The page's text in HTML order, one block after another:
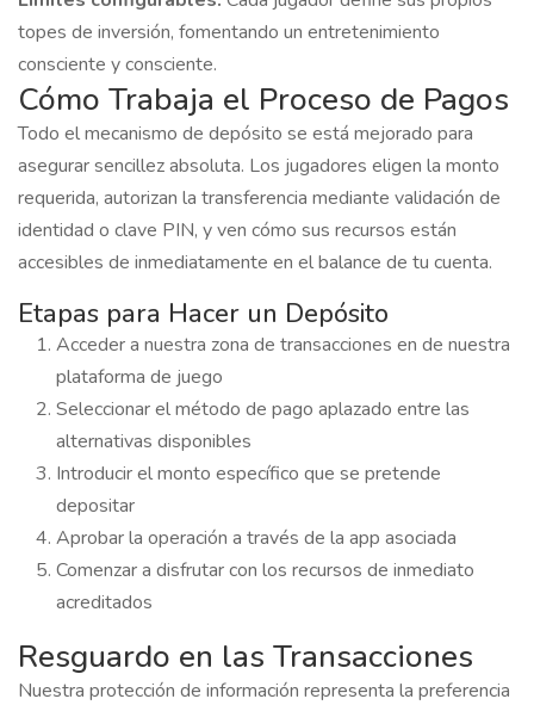
topes de inversión, fomentando un entretenimiento
consciente y consciente.
Cómo Trabaja el Proceso de Pagos
Todo el mecanismo de depósito se está mejorado para
asegurar sencillez absoluta. Los jugadores eligen la monto
requerida, autorizan la transferencia mediante validación de
identidad o clave PIN, y ven cómo sus recursos están
accesibles de inmediatamente en el balance de tu cuenta.
Etapas para Hacer un Depósito
Acceder a nuestra zona de transacciones en de nuestra
plataforma de juego
Seleccionar el método de pago aplazado entre las
alternativas disponibles
Introducir el monto específico que se pretende
depositar
Aprobar la operación a través de la app asociada
Comenzar a disfrutar con los recursos de inmediato
acreditados
Resguardo en las Transacciones
Nuestra protección de información representa la preferencia